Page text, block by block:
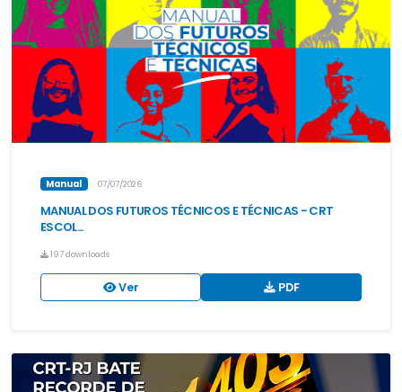
Manual 07/07/2026
MANUAL DOS FUTUROS TÉCNICOS E TÉCNICAS - CRT
ESCOL...
197 downloads
Ver PDF